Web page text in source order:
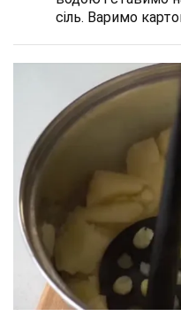
сіль. Варимо